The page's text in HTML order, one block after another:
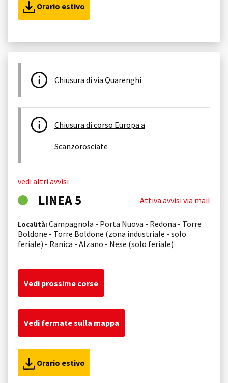
Orario estivo
Chiusura di via Quarenghi
Chiusura di corso Europa a
Scanzorosciate
vedi altri avvisi
LINEA 5 Attiva avvisi via mail
Località: Campagnola - Porta Nuova - Redona - Torre
Boldone - Torre Boldone (zona industriale - solo
feriale) - Ranica - Alzano - Nese (solo feriale)
Vedi prossime corse
Vedi fermate sulla mappa
Orario estivo